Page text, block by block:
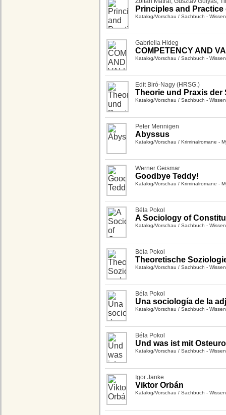
Principles and
Katalog/Vorschau / Sachbuch -
Gabriella Hideg
COMPETENCY AND
Katalog/Vorschau / Sachbuch -
Edit Biró-Nagy (HRSG.)
Theorie und Praxis
Katalog/Vorschau / Sachbuch -
Peter Mennigen
Abyssus
Katalog/Vorschau / Kriminalromane -
Werner Geismar
Goodbye Teddy!
Katalog/Vorschau / Kriminalromane -
Béla Pokol
A Sociology of
Katalog/Vorschau / Sachbuch -
Béla Pokol
Theoretische
Katalog/Vorschau / Sachbuch -
Béla Pokol
Una sociología de la
Katalog/Vorschau / Sachbuch -
Béla Pokol
Und was ist mit
Katalog/Vorschau / Sachbuch -
Igor Janke
Viktor Orbán
Katalog/Vorschau / Sachbuch -